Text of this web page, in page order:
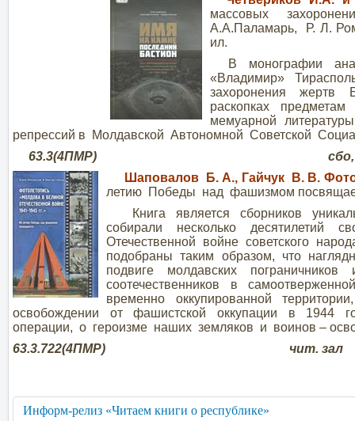
массовых
А.А.Паламарь, Р. Л.
ил.
В монографии
«Владимир»
захоронения жертв
раскопках
мемуарной литературы
репрессий в Молдавской Автономной Советской
63.3(4ПМР) сбо, чит.
Шаповалов Б. А., Гайчук В. В.
летию Победы над фашизмом
Книга является сборников
собирали несколько десятилетий
Отечественной войне советского
подобраны таким образом, что
подвиге молдавских
соотечественников в
временно оккупированной
освобождении от фашистской оккупации в 1944
операции, о героизме наших земляков и воинов –
63.3.722(4ПМР) чит. зал
Информ-релиз «Читаем книги о республике»